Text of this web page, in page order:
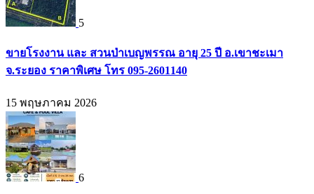
5
ขายโรงงาน และ สวนป่าเบญพรรณ อายุ 25 ปี อ.เขาชะเมา
จ.ระยอง ราคาพิเศษ โทร 095-2601140
15 พฤษภาคม 2026
6